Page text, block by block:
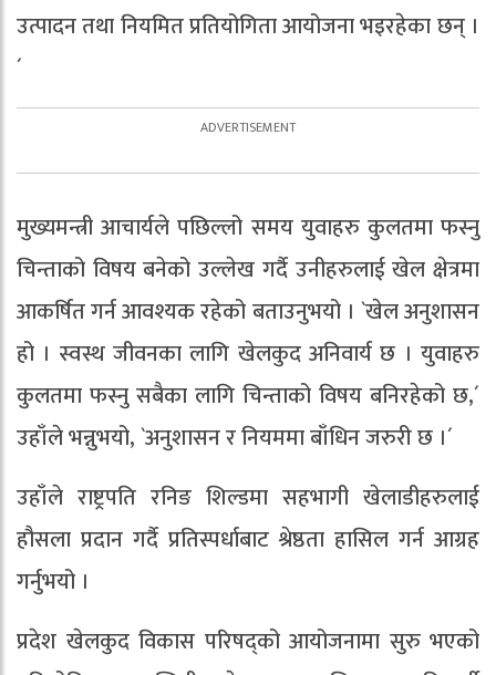
उत्पादन तथा नियमित प्रतियोगिता आयोजना भइरहेका छन् ।
´
मुख्यमन्त्री आचार्यले पछिल्लो समय युवाहरु कुलतमा फस्नु
चिन्ताको विषय बनेको उल्लेख गर्दै उनीहरुलाई खेल क्षेत्रमा
आकर्षित गर्न आवश्यक रहेको बताउनुभयो । `खेल अनुशासन
हो । स्वस्थ जीवनका लागि खेलकुद अनिवार्य छ । युवाहरु
कुलतमा फस्नु सबैका लागि चिन्ताको विषय बनिरहेको छ,´
उहाँले भन्नुभयो, `अनुशासन र नियममा बाँधिन जरुरी छ ।´
उहाँले राष्ट्रपति रनिङ शिल्डमा सहभागी खेलाडीहरुलाई
हौसला प्रदान गर्दै प्रतिस्पर्धाबाट श्रेष्ठता हासिल गर्न आग्रह
गर्नुभयो ।
प्रदेश खेलकुद विकास परिषद्को आयोजनामा सुरु भएको